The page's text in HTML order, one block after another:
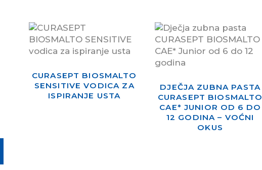
CURASEPT BIOSMALTO
SENSITIVE VODICA ZA
ISPIRANJE USTA
DJEČJA ZUBNA PASTA
CURASEPT BIOSMALTO
CAE* JUNIOR OD 6 DO
12 GODINA – VOĆNI
OKUS